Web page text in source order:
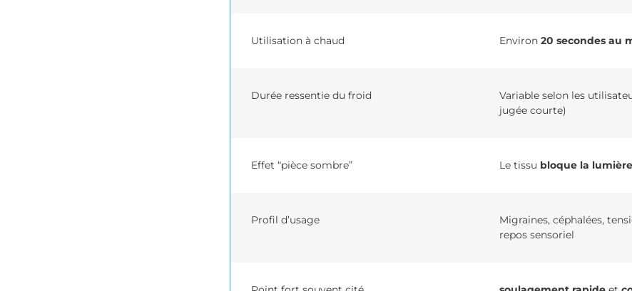
Utilisation à chaud Environ 20 secondes au
Durée ressentie du froid
Variable selon les
jugée courte)
Effet “pièce sombre” Le tissu bloque la lumière
Profil d’usage
Migraines, céphalées,
repos sensoriel